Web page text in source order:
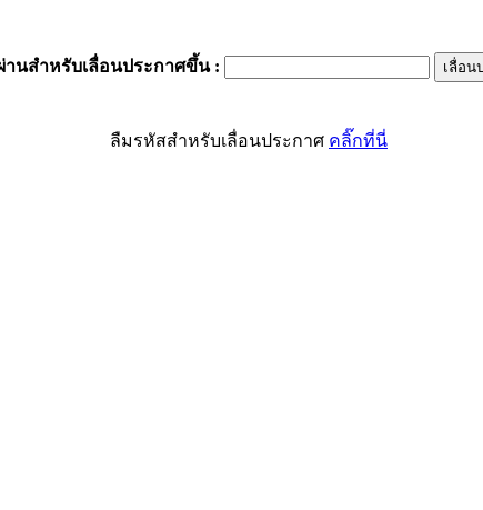
านสำหรับเลื่อนประกาศขึ้น:
ลืมรหัสสำหรับเลื่อนประกาศ คลิ๊กที่นี่